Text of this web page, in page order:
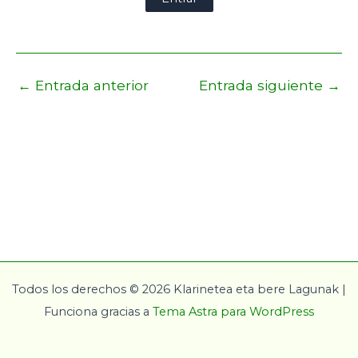
← Entrada anterior Entrada siguiente →
Todos los derechos © 2026 Klarinetea eta bere Lagunak |
Funciona gracias a Tema Astra para WordPress